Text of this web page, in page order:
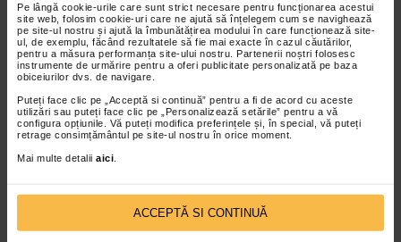
Pe lângă cookie-urile care sunt strict necesare pentru funcționarea acestui
site web, folosim cookie-uri care ne ajută să înțelegem cum se navighează
pe site-ul nostru și ajută la îmbunătățirea modului în care funcționează site-
ul, de exemplu, făcând rezultatele să fie mai exacte în cazul căutărilor,
pentru a măsura performanța site-ului nostru. Partenerii noștri folosesc
instrumente de urmărire pentru a oferi publicitate personalizată pe baza
obiceiurilor dvs. de navigare.
Puteți face clic pe „Acceptă si continuă” pentru a fi de acord cu aceste
utilizări sau puteți face clic pe „Personalizează setările” pentru a vă
configura opțiunile. Vă puteți modifica preferințele și, în special, vă puteți
retrage consimțământul pe site-ul nostru în orice moment.
Mai multe detalii aici
ACCEPTĂ SI CONTINUĂ
Cadru de mers pliabil pasitor fix
Vital Walker4
Indisponibil
Baston reglabil aluminiu VITAL
Stick33, negru
Indisponibil